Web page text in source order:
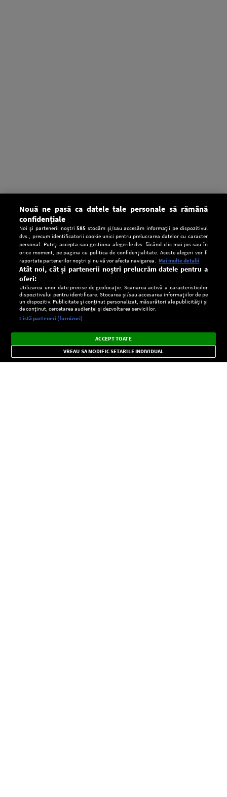
CONFIDENŢIALITATE
Setări:
Dark
Mode
Radio live, podcasturi, știri și alerte
importante.
×
Nouă ne pasă ca datele tale personale să rămână
confidențiale
Noi și partenerii noștri585 stocăm și/sau accesăm informații pe dispozitivul
dvs., precum identificatorii cookie unici pentru prelucrarea datelor cu caracter
personal. Puteți accepta sau gestiona alegerile dvs. făcând clic mai jos sau în
orice moment, pe pagina cu politica de confidențialitate. Aceste alegeri vor fi
raportate partenerilor noștri și nu vă vor afecta navigarea. Mai multe detalii
Atât noi, cât și partenerii noștri prelucrăm datele pentru a
oferi:
Utilizarea unor date precise de geolocație. Scanarea activă a caracteristicilor
dispozitivului pentru identificare. Stocarea și/sau accesarea informațiilor de pe
un dispozitiv. Publicitate și conținut personalizat, măsurători ale publicității și
de conținut, cercetarea audienței și dezvoltarea serviciilor.
Listă parteneri (furnizori)
ACCEPT TOATE
VREAU SA MODIFIC SETARILE INDIVIDUAL